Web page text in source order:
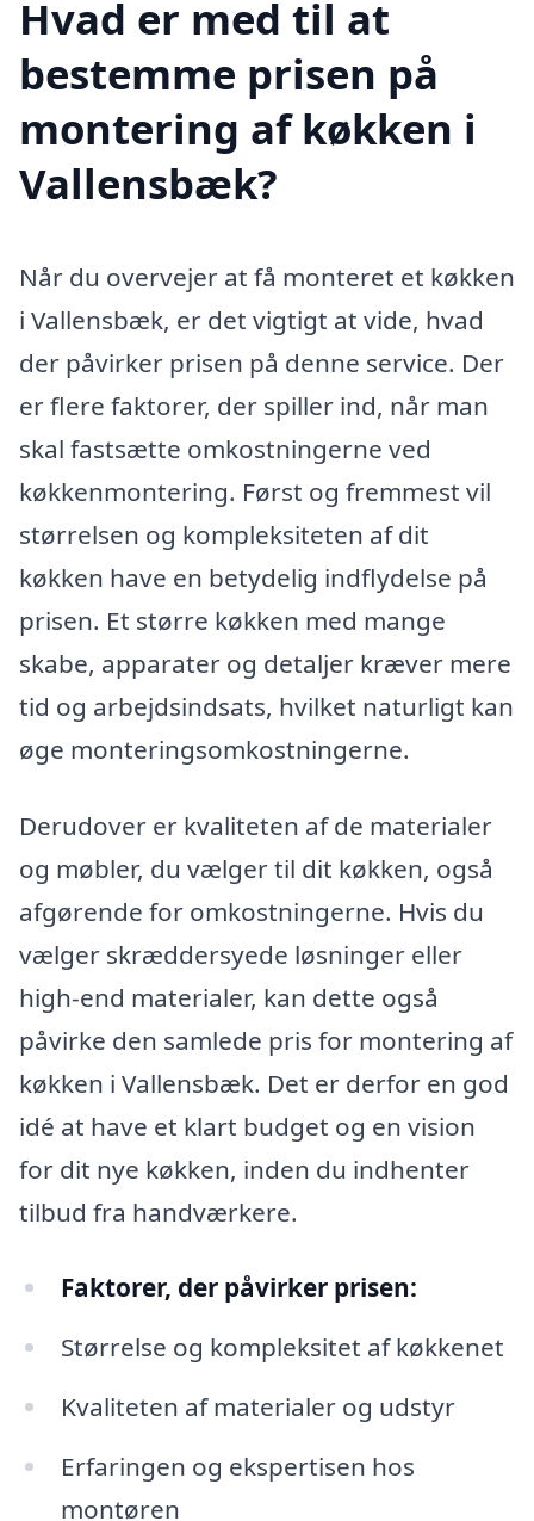
Hvad er med til at
bestemme prisen på
montering af køkken i
Vallensbæk?
Når du overvejer at få monteret et køkken
i Vallensbæk, er det vigtigt at vide, hvad
der påvirker prisen på denne service. Der
er flere faktorer, der spiller ind, når man
skal fastsætte omkostningerne ved
køkkenmontering. Først og fremmest vil
størrelsen og kompleksiteten af dit
køkken have en betydelig indflydelse på
prisen. Et større køkken med mange
skabe, apparater og detaljer kræver mere
tid og arbejdsindsats, hvilket naturligt kan
øge monteringsomkostningerne.
Derudover er kvaliteten af de materialer
og møbler, du vælger til dit køkken, også
afgørende for omkostningerne. Hvis du
vælger skræddersyede løsninger eller
high-end materialer, kan dette også
påvirke den samlede pris for montering af
køkken i Vallensbæk. Det er derfor en god
idé at have et klart budget og en vision
for dit nye køkken, inden du indhenter
tilbud fra handværkere.
Faktorer, der påvirker prisen:
Størrelse og kompleksitet af køkkenet
Kvaliteten af materialer og udstyr
Erfaringen og ekspertisen hos
montøren